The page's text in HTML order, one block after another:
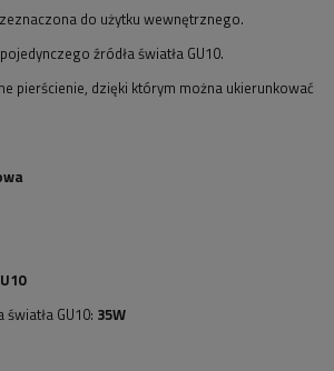
do użytku wewnętrznego.
źródła światła GU10.
pierścienie, dzięki którym można ukierunkować
GU10: 35W